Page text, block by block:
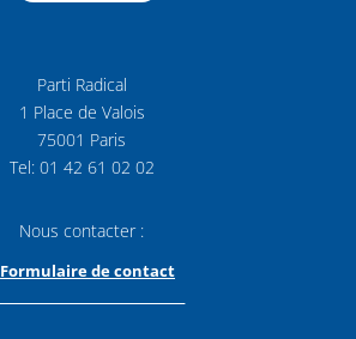
Parti Radical
1 Place de Valois
75001 Paris
Tel: 01 42 61 02 02
Nous contacter :
Formulaire de contact